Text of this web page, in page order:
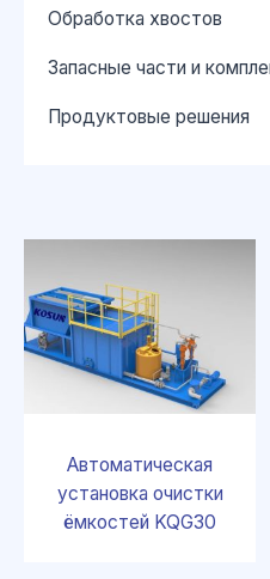
Обработка хвостов
Запасные части и
Продуктовые решения
Автоматическая
установка очистки
ёмкостей KQG30